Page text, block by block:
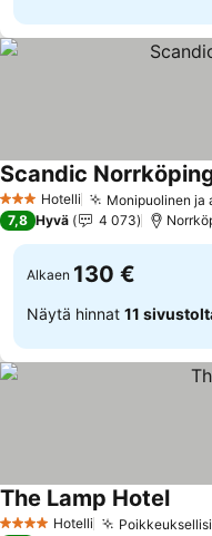
3 Tähtiluokitus
Hotelli Monipuolinen ja
Scandic
7,8 Hyvä 4 073
Alkaen 130 €
Näytä hinnat 11
4 Tähtiluokitus
Hotelli
The Lamp Hotel